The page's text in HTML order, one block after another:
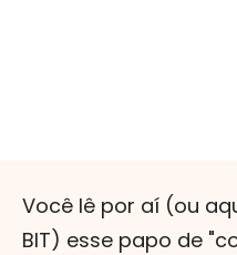
Você lê por aí (ou
BIT) esse papo de